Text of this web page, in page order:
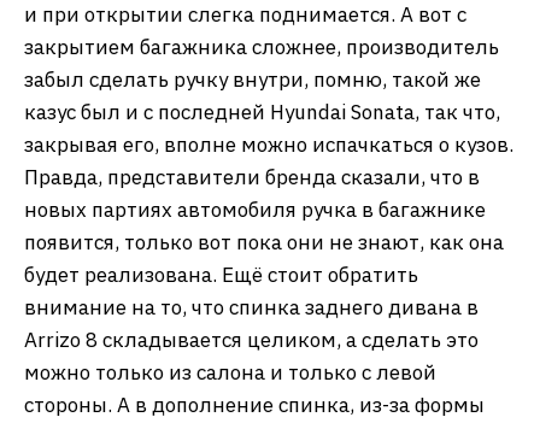
и при открытии слегка поднимается. А вот с
закрытием багажника сложнее, производитель
забыл сделать ручку внутри, помню, такой же
казус был и с последней Hyundai Sonata, так что,
закрывая его, вполне можно испачкаться о кузов.
Правда, представители бренда сказали, что в
новых партиях автомобиля ручка в багажнике
появится, только вот пока они не знают, как она
будет реализована. Ещё стоит обратить
внимание на то, что спинка заднего дивана в
Arrizo 8 складывается целиком, а сделать это
можно только из салона и только с левой
стороны. А в дополнение спинка, из-за формы